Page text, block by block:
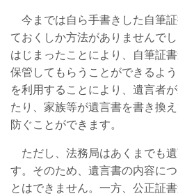
今までは自ら手書きした自筆
ておくしか方法がありませんで
はじまったことにより、自筆証
保管してもらうことができるよ
を利用することにより、遺言者
たり、家族等が遺言書を書き換
防ぐことができます。
ただし、法務局はあくまでも
す。そのため、遺言書の内容に
とはできません。一方、公正証